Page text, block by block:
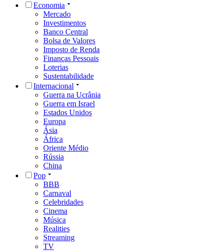
Economia
Mercado
Investimentos
Banco Central
Bolsa de Valores
Imposto de Renda
Finanças Pessoais
Loterias
Sustentabilidade
Internacional
Guerra na Ucrânia
Guerra em Israel
Estados Unidos
Europa
Ásia
África
Oriente Médio
Rússia
China
Pop
BBB
Carnaval
Celebridades
Cinema
Música
Realities
Streaming
TV